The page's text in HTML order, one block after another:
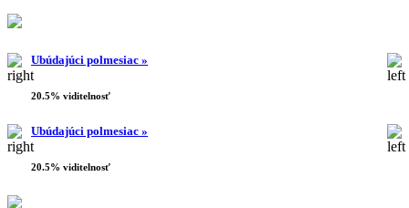
Ubúdajúci polmesiac »
20.5% viditelnosť
Ubúdajúci polmesiac »
20.5% viditelnosť